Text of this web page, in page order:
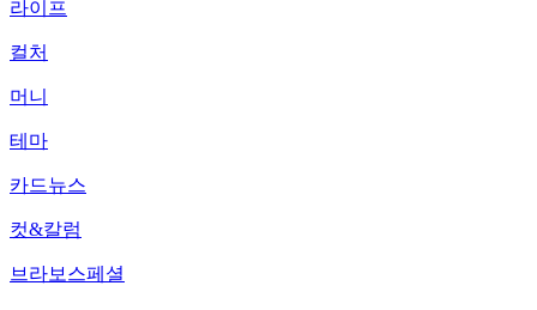
라이프
컬처
머니
테마
카드뉴스
컷&칼럼
브라보스페셜